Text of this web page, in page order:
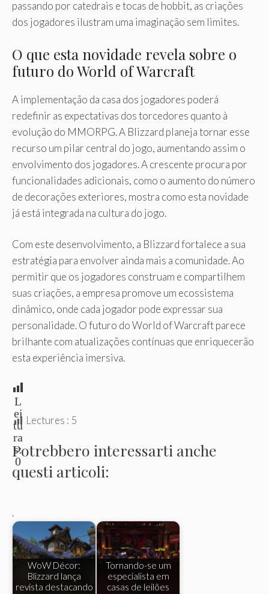
passando por catedrais e tocas de hobbit, as criações
dos jogadores ilustram uma imaginação sem limites.
O que esta novidade revela sobre o
futuro do World of Warcraft
A implementação da casa dos jogadores poderá
redefinir as expectativas dos torcedores quanto à
evolução do MMORPG. A Blizzard planeja tornar esse
recurso um pilar central do jogo, aumentando assim o
envolvimento dos jogadores. A crescente procura por
funcionalidades adicionais, como o aumento do número
de decorações exteriores, mostra como esta novidade
já está integrada na cultura do jogo.
Com este desenvolvimento, a Blizzard fortalece a sua
estratégia para envolver ainda mais a comunidade. Ao
permitir que os jogadores construam e compartilhem
suas criações, a empresa promove um ecossistema
dinâmico, onde cada jogador pode expressar sua
personalidade. O futuro do World of Warcraft parece
brilhante com atualizações contínuas que enriquecerão
esta experiência imersiva.
L
ei
tu
ra
s:
0
Lectures : 5
Potrebbero interessarti anche
questi articoli:
.
WoW Décor:
Blizzard lança
revista destacando
Tornando-se um
especialista em
casas de leilões